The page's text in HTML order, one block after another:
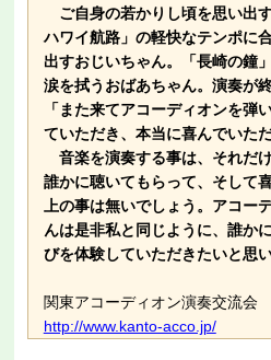
ご自身の若かりし頃を思い出
ハワイ航路」の軽快なテンポに
出すおじいちゃん。「長崎の鐘
涙を拭うおばあちゃん。演奏が
「また来てアコーディオンを弾
ていただき、本当に喜んでいた
音楽を演奏する事は、それだ
誰かに聴いてもらって、そして
上の事は無いでしょう。アコー
んは是非私と同じように、誰か
びを体験していただきたいと思い
関東アコーディオン演奏交流会
http://www.kanto-acco.jp/